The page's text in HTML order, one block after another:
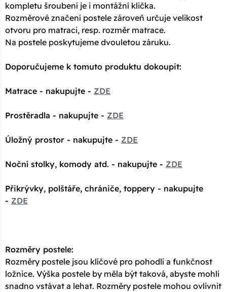
kompletu šroubení je i montážní klička.
Rozměrové značení postele zároveň určuje velikost
otvoru pro matraci, resp. rozměr matrace.
Na postele poskytujeme dvouletou záruku.
Doporučujeme k tomuto produktu dokoupit:
Matrace - nakupujte - ZDE
Prostěradla - nakupujte - ZDE
Úložný prostor - nakupujte - ZDE
Noční stolky, komody atd. - nakupujte - ZDE
Přikrývky, polštáře, chrániče, toppery - nakupujte
- ZDE
Rozměry postele:
Rozměry postele jsou klíčové pro pohodlí a funkčnost
ložnice. Výška postele by měla být taková, abyste mohli
snadno vstávat a lehat. Rozměry postele mohou ovlivnit